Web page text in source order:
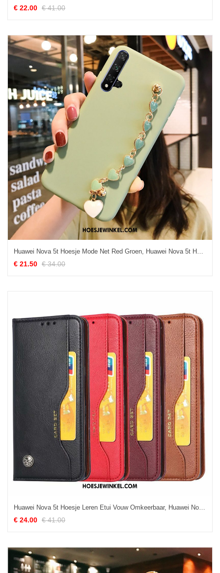
€ 22.00 € 41.00
Huawei Nova 5t Hoesje Mode Net Red Groen, Huawei Nova 5t Hoesje Mobiele Telefoon Siliconen
€ 21.50 € 34.00
Huawei Nova 5t Hoesje Leren Etui Vouw Omkeerbaar, Huawei Nova 5t Hoesje Zwart Bedrijf
€ 24.00 € 41.00